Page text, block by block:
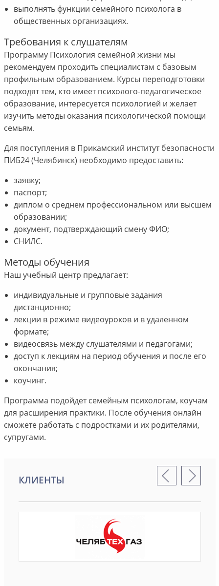
выполнять функции семейного психолога в
общественных организациях.
Требования к слушателям
Программу Психология семейной жизни мы
рекомендуем проходить специалистам с базовым
профильным образованием. Курсы переподготовки
подходят тем, кто имеет психолого-педагогическое
образование, интересуется психологией и желает
изучить методы оказания психологической помощи
семьям.
Для поступления в Прикамский институт безопасности
ПИБ24 (Челябинск) необходимо предоставить:
заявку;
паспорт;
диплом о среднем профессиональном или высшем
образовании;
документ, подтверждающий смену ФИО;
СНИЛС.
Методы обучения
Наш учебный центр предлагает:
индивидуальные и групповые задания
дистанционно;
лекции в режиме видеоуроков и в удаленном
формате;
видеосвязь между слушателями и педагогами;
доступ к лекциям на период обучения и после его
окончания;
коучинг.
Программа подойдет семейным психологам, коучам
для расширения практики. После обучения онлайн
сможете работать с подростками и их родителями,
супругами.
КЛИЕНТЫ